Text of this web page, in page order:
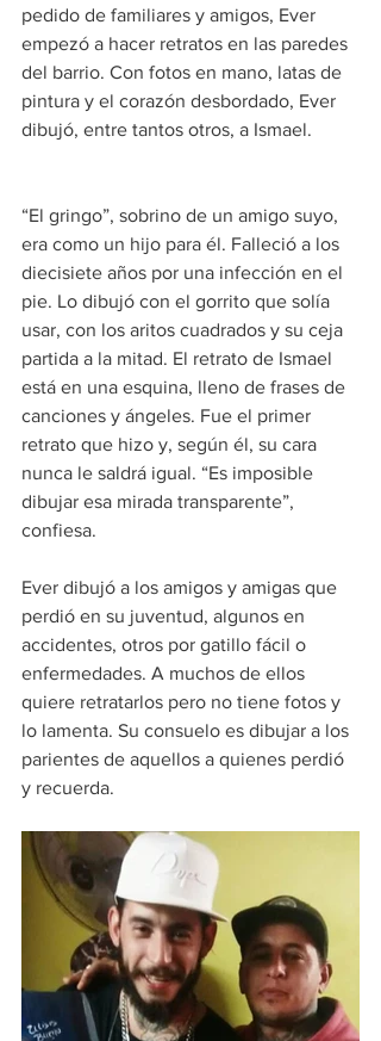
pedido de familiares y amigos, Ever
empezó a hacer retratos en las paredes
del barrio. Con fotos en mano, latas de
pintura y el corazón desbordado, Ever
dibujó, entre tantos otros, a Ismael.
“El gringo”, sobrino de un amigo suyo,
era como un hijo para él. Falleció a los
diecisiete años por una infección en el
pie. Lo dibujó con el gorrito que solía
usar, con los aritos cuadrados y su ceja
partida a la mitad. El retrato de Ismael
está en una esquina, lleno de frases de
canciones y ángeles. Fue el primer
retrato que hizo y, según él, su cara
nunca le saldrá igual. “Es imposible
dibujar esa mirada transparente”,
confiesa.
Ever dibujó a los amigos y amigas que
perdió en su juventud, algunos en
accidentes, otros por gatillo fácil o
enfermedades. A muchos de ellos
quiere retratarlos pero no tiene fotos y
lo lamenta. Su consuelo es dibujar a los
parientes de aquellos a quienes perdió
y recuerda.